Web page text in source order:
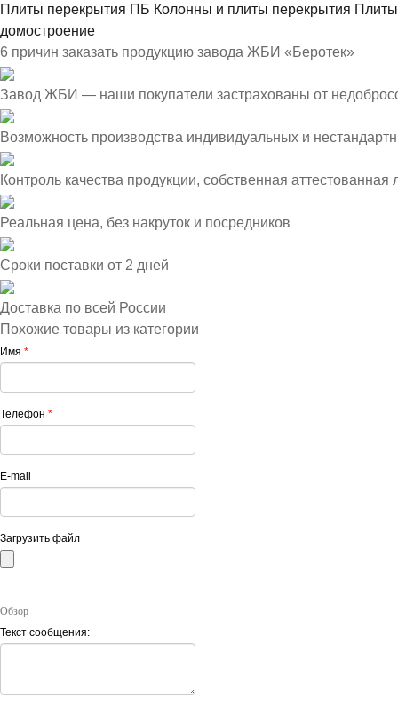
Плиты перекрытия ПБ Колонны и плиты перекрытия
домостроение
6 причин заказать продукцию завода ЖБИ «Беротек»
Завод ЖБИ — наши покупатели застрахованы от
Возможность производства индивидуальных и
Контроль качества продукции, собственная аттестованная
Реальная цена, без накруток и посредников
Сроки поставки от 2 дней
Доставка по всей России
Похожие товары из категории
Имя *
Телефон *
E-mail
Загрузить файл
Обзор
Текст сообщения: